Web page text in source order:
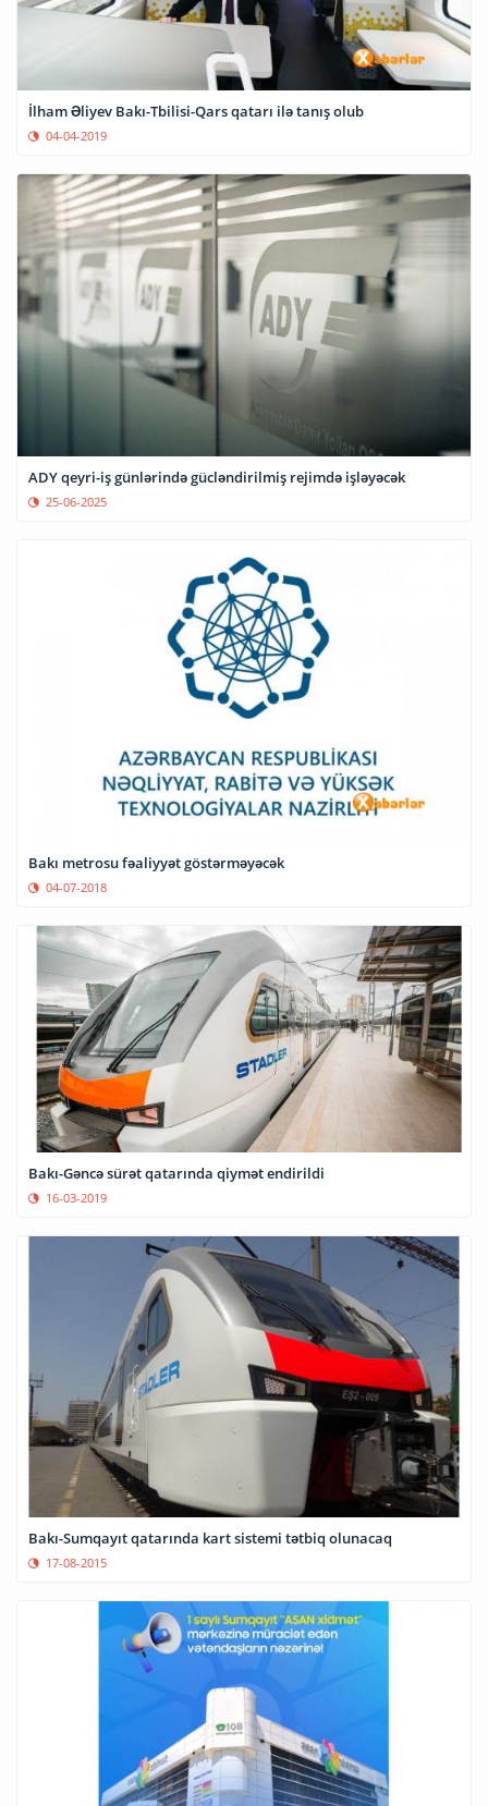
İlham Əliyev Bakı-Tbilisi-Qars qatarı ilə tanış olub
04-04-2019
ADY qeyri-iş günlərində gücləndirilmiş rejimdə işləyəcək
25-06-2025
Bakı metrosu fəaliyyət göstərməyəcək
04-07-2018
Bakı-Gəncə sürət qatarında qiymət endirildi
16-03-2019
Bakı-Sumqayıt qatarında kart sistemi tətbiq olunacaq
17-08-2015